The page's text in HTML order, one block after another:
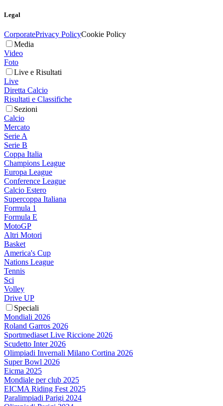
Legal
CorporatePrivacy PolicyCookie Policy
Media
Video
Foto
Live e Risultati
Live
Diretta Calcio
Risultati e Classifiche
Sezioni
Calcio
Mercato
Serie A
Serie B
Coppa Italia
Champions League
Europa League
Conference League
Calcio Estero
Supercoppa Italiana
Formula 1
Formula E
MotoGP
Altri Motori
Basket
America's Cup
Nations League
Tennis
Sci
Volley
Drive UP
Speciali
Mondiali 2026
Roland Garros 2026
Sportmediaset Live Riccione 2026
Scudetto Inter 2026
Olimpiadi Invernali Milano Cortina 2026
Super Bowl 2026
Eicma 2025
Mondiale per club 2025
EICMA Riding Fest 2025
Paralimpiadi Parigi 2024